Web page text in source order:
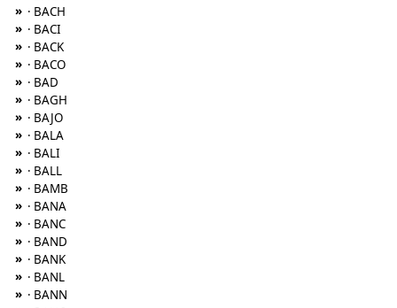
» · BACH
» · BACI
» · BACK
» · BACO
» · BAD
» · BAGH
» · BAJO
» · BALA
» · BALI
» · BALL
» · BAMB
» · BANA
» · BANC
» · BAND
» · BANK
» · BANL
» · BANN